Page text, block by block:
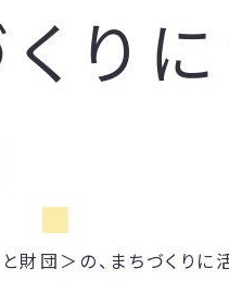
くり
団＞の、まちづくりに